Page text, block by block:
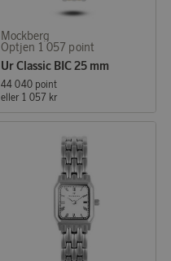
Mockberg
Optjen 1 057 point
Ur Classic BIC 25 mm
44 040 point
eller 1 057 kr